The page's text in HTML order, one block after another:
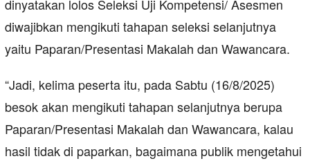
dinyatakan lolos Seleksi Uji Kompetensi/ Asesmen
diwajibkan mengikuti tahapan seleksi selanjutnya
yaitu Paparan/Presentasi Makalah dan Wawancara.
“Jadi, kelima peserta itu, pada Sabtu (16/8/2025)
besok akan mengikuti tahapan selanjutnya berupa
Paparan/Presentasi Makalah dan Wawancara, kalau
hasil tidak di paparkan, bagaimana publik mengetahui